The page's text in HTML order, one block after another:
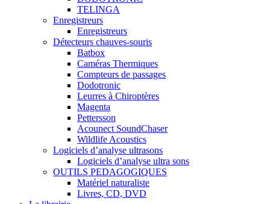
TELINGA
Enregistreurs
Enregistreurs
Détecteurs chauves-souris
Batbox
Caméras Thermiques
Compteurs de passages
Dodotronic
Leurres à Chiroptères
Magenta
Pettersson
Acounect SoundChaser
Wildlife Acoustics
Logiciels d’analyse ultrasons
Logiciels d’analyse ultra sons
OUTILS PEDAGOGIQUES
Matériel naturaliste
Livres, CD, DVD